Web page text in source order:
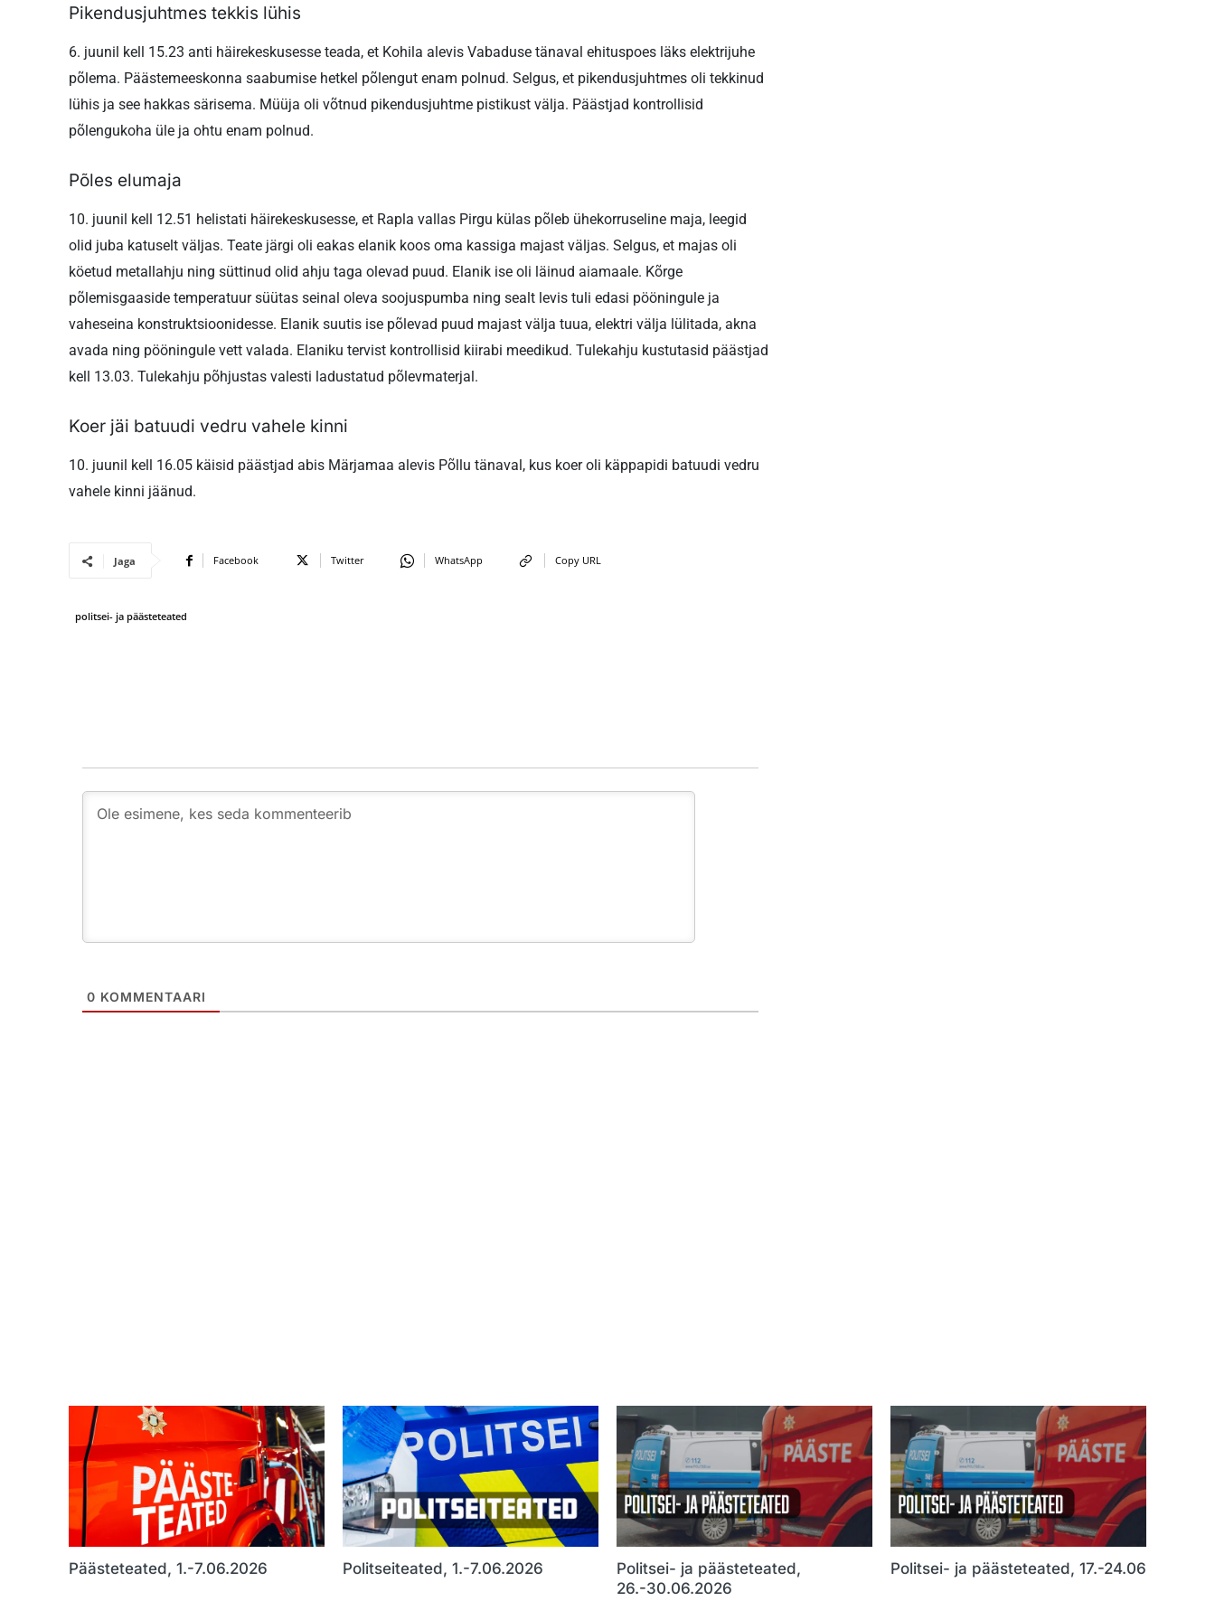
Pikendusjuhtmes tekkis lühis
6. juunil kell 15.23 anti häirekeskusesse teada, et Kohila alevis Vabaduse tänaval ehituspoes läks elektrijuhe
põlema. Päästemeeskonna saabumise hetkel põlengut enam polnud. Selgus, et pikendusjuhtmes oli tekkinud
lühis ja see hakkas särisema. Müüja oli võtnud pikendusjuhtme pistikust välja. Päästjad kontrollisid
põlengukoha üle ja ohtu enam polnud.
Põles elumaja
10. juunil kell 12.51 helistati häirekeskusesse, et Rapla vallas Pirgu külas põleb ühekorruseline maja, leegid
olid juba katuselt väljas. Teate järgi oli eakas elanik koos oma kassiga majast väljas. Selgus, et majas oli
köetud metallahju ning süttinud olid ahju taga olevad puud. Elanik ise oli läinud aiamaale. Kõrge
põlemisgaaside temperatuur süütas seinal oleva soojuspumba ning sealt levis tuli edasi pööningule ja
vaheseina konstruktsioonidesse. Elanik suutis ise põlevad puud majast välja tuua, elektri välja lülitada, akna
avada ning pööningule vett valada. Elaniku tervist kontrollisid kiirabi meedikud. Tulekahju kustutasid päästjad
kell 13.03. Tulekahju põhjustas valesti ladustatud põlevmaterjal.
Koer jäi batuudi vedru vahele kinni
10. juunil kell 16.05 käisid päästjad abis Märjamaa alevis Põllu tänaval, kus koer oli käppapidi batuudi vedru
vahele kinni jäänud.
Jaga Facebook Twitter WhatsApp Copy URL
politsei- ja päästeteated
0 KOMMENTAARI
Päästeteated, 1.-7.06.2026 Politseiteated, 1.-7.06.2026
Politsei- ja päästeteated,
26.-30.06.2026
Politsei- ja päästeteated, 17.-24.06